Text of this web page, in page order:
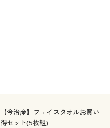
【今治産】フェイスタオルお買い
得セット(5枚組)